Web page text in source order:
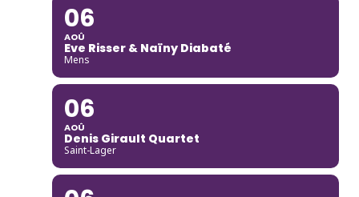
06
AOÛ
Eve Risser & Naïny Diabaté
Mens
06
AOÛ
Denis Girault Quartet
Saint-Lager